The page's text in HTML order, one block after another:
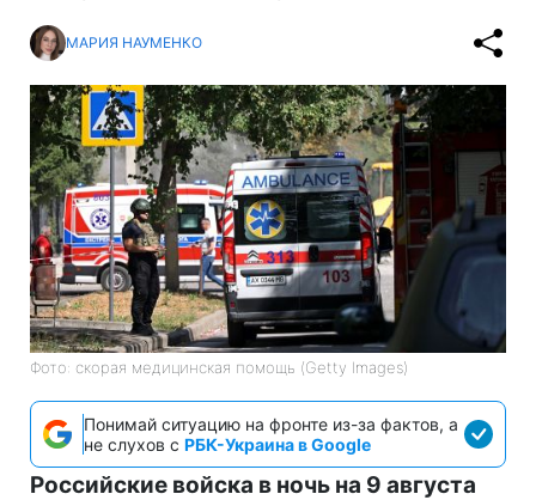
МАРИЯ НАУМЕНКО
Фото: скорая медицинская помощь (Getty Images)
Понимай ситуацию на фронте из-за фактов, а
не слухов с РБК-Украина в Google
Российские войска в ночь на 9 августа